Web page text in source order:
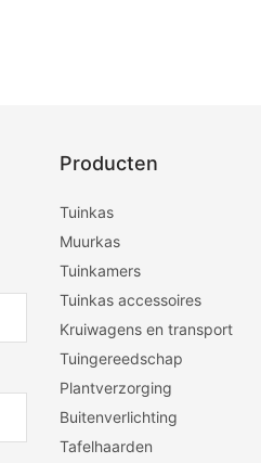
Producten
Tuinkas
Muurkas
Tuinkamers
Tuinkas accessoires
Kruiwagens en transport
Tuingereedschap
Plantverzorging
Buitenverlichting
Tafelhaarden